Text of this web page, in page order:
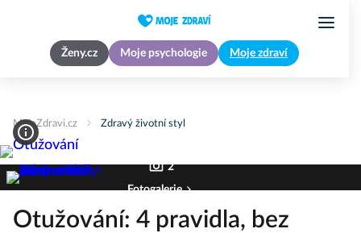
Ženy.cz Moje psychologie Moje zdraví
MojeZdravi.cz Zdravý životní styl
2
Fotogalerie
Otužování: 4 pravidla, bez